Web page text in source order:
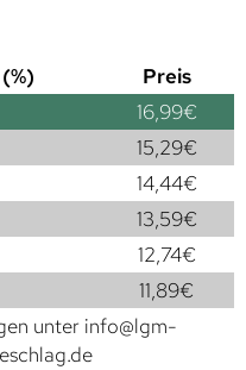
Preis
16,99€
15,29€
14,44€
13,59€
12,74€
11,89€
unter info@lgm-